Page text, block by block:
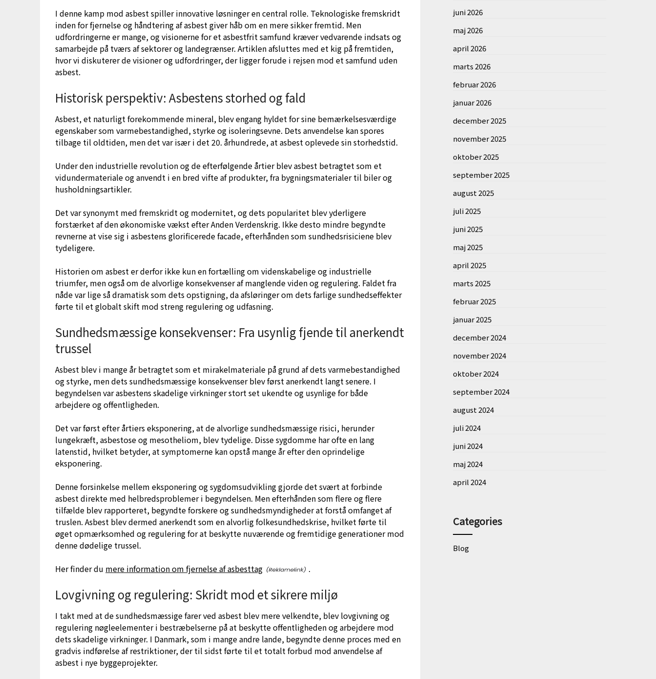
I denne kamp mod asbest spiller innovative løsninger en central rolle. Teknologiske fremskridt
inden for fjernelse og håndtering af asbest giver håb om en mere sikker fremtid. Men
udfordringerne er mange, og visionerne for et asbestfrit samfund kræver vedvarende indsats og
samarbejde på tværs af sektorer og landegrænser. Artiklen afsluttes med et kig på fremtiden,
hvor vi diskuterer de visioner og udfordringer, der ligger forude i rejsen mod et samfund uden
asbest.
Historisk perspektiv: Asbestens storhed og fald
Asbest, et naturligt forekommende mineral, blev engang hyldet for sine bemærkelsesværdige
egenskaber som varmebestandighed, styrke og isoleringsevne. Dets anvendelse kan spores
tilbage til oldtiden, men det var især i det 20. århundrede, at asbest oplevede sin storhedstid.
Under den industrielle revolution og de efterfølgende årtier blev asbest betragtet som et
vidundermateriale og anvendt i en bred vifte af produkter, fra bygningsmaterialer til biler og
husholdningsartikler.
Det var synonymt med fremskridt og modernitet, og dets popularitet blev yderligere
forstærket af den økonomiske vækst efter Anden Verdenskrig. Ikke desto mindre begyndte
revnerne at vise sig i asbestens glorificerede facade, efterhånden som sundhedsrisiciene blev
tydeligere.
Historien om asbest er derfor ikke kun en fortælling om videnskabelige og industrielle
triumfer, men også om de alvorlige konsekvenser af manglende viden og regulering. Faldet fra
nåde var lige så dramatisk som dets opstigning, da afsløringer om dets farlige sundhedseffekter
førte til et globalt skift mod streng regulering og udfasning.
Sundhedsmæssige konsekvenser: Fra usynlig fjende til anerkendt
trussel
Asbest blev i mange år betragtet som et mirakelmateriale på grund af dets varmebestandighed
og styrke, men dets sundhedsmæssige konsekvenser blev først anerkendt langt senere. I
begyndelsen var asbestens skadelige virkninger stort set ukendte og usynlige for både
arbejdere og offentligheden.
Det var først efter årtiers eksponering, at de alvorlige sundhedsmæssige risici, herunder
lungekræft, asbestose og mesotheliom, blev tydelige. Disse sygdomme har ofte en lang
latenstid, hvilket betyder, at symptomerne kan opstå mange år efter den oprindelige
eksponering.
Denne forsinkelse mellem eksponering og sygdomsudvikling gjorde det svært at forbinde
asbest direkte med helbredsproblemer i begyndelsen. Men efterhånden som flere og flere
tilfælde blev rapporteret, begyndte forskere og sundhedsmyndigheder at forstå omfanget af
truslen. Asbest blev dermed anerkendt som en alvorlig folkesundhedskrise, hvilket førte til
øget opmærksomhed og regulering for at beskytte nuværende og fremtidige generationer mod
denne dødelige trussel.
Her finder du mere information om fjernelse af asbesttag .
Lovgivning og regulering: Skridt mod et sikrere miljø
I takt med at de sundhedsmæssige farer ved asbest blev mere velkendte, blev lovgivning og
regulering nøgleelementer i bestræbelserne på at beskytte offentligheden og arbejdere mod
dets skadelige virkninger. I Danmark, som i mange andre lande, begyndte denne proces med en
gradvis indførelse af restriktioner, der til sidst førte til et totalt forbud mod anvendelse af
asbest i nye byggeprojekter.
juni 2026
maj 2026
april 2026
marts 2026
februar 2026
januar 2026
december 2025
november 2025
oktober 2025
september 2025
august 2025
juli 2025
juni 2025
maj 2025
april 2025
marts 2025
februar 2025
januar 2025
december 2024
november 2024
oktober 2024
september 2024
august 2024
juli 2024
juni 2024
maj 2024
april 2024
Categories
Blog